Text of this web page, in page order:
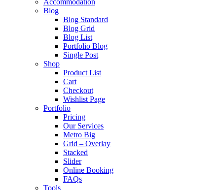
Accommodation
Blog
Blog Standard
Blog Grid
Blog List
Portfolio Blog
Single Post
Shop
Product List
Cart
Checkout
Wishlist Page
Portfolio
Pricing
Our Services
Metro Big
Grid – Overlay
Stacked
Slider
Online Booking
FAQs
Tools